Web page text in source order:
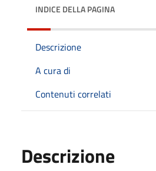
INDICE DELLA PAGINA
Descrizione
A cura di
Contenuti correlati
Descrizione